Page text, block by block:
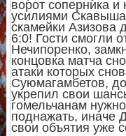
ворот соперника и
усилиями
скамейки Азизова
6:0! Гости смогли
Нечипоренко,
концовка матча
атаки которых
Суюмагамбетов,
укрепил свои
гомельчанам
поднажать, иначе
свои объятия уже